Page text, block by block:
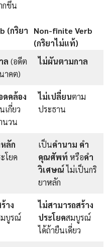
กขึ้น
(กริยา
Non-finite Verb
(กริยาไม่แท้)
ล (อดีต
าคต)
ไม่ผันตามกาล
ดคล้อง
เกี่ยว
นวน
ไม่เปลี่ยนตาม
ประธาน
ลัก
โยค
เป็นคำนาม คำ
คุณศัพท์ หรือคำ
วิเศษณ์ไม่เป็นกริ
ยาหลัก
าง
บูรณ์
ไม่สามารถสร้าง
ประโยคสมบูรณ์
ได้ถ้ายืนเดี่ยว